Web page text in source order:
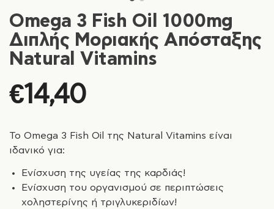
Omega 3 Fish Oil 1000mg
Διπλής Μοριακής Απόσταξης
Natural Vitamins
€14,40
Το Omega 3 Fish Oil της Natural Vitamins είναι
ιδανικό για:
Ενίσχυση της υγείας της καρδιάς!
Ενίσχυση του οργανισμού σε περιπτώσεις
χοληστερίνης ή τριγλυκεριδίων!